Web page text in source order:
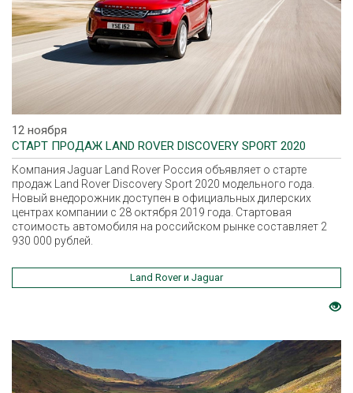
12 ноября
CТАРТ ПРОДАЖ LAND ROVER DISCOVERY SPORT 2020
Компания Jaguar Land Rover Россия объявляет о старте
продаж Land Rover Discovery Sport 2020 модельного года.
Новый внедорожник доступен в официальных дилерских
центрах компании с 28 октября 2019 года. Стартовая
стоимость автомобиля на российском рынке составляет 2
930 000 рублей.
Land Rover и Jaguar